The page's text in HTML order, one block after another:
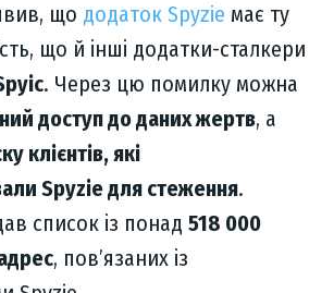
що додаток Spyzie має ту
що й інші додатки-сталкери
. Через цю помилку можна
доступ до даних жертв, а
клієнтів, які
Spyzie для стеження.
список із понад 518 000
, пов’язаних із